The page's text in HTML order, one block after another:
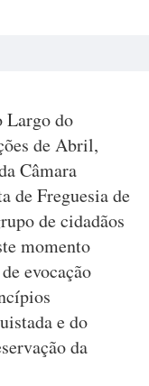
Largo do
de Abril,
Câmara
de Freguesia de
de cidadãos
momento
evocação
e do
da